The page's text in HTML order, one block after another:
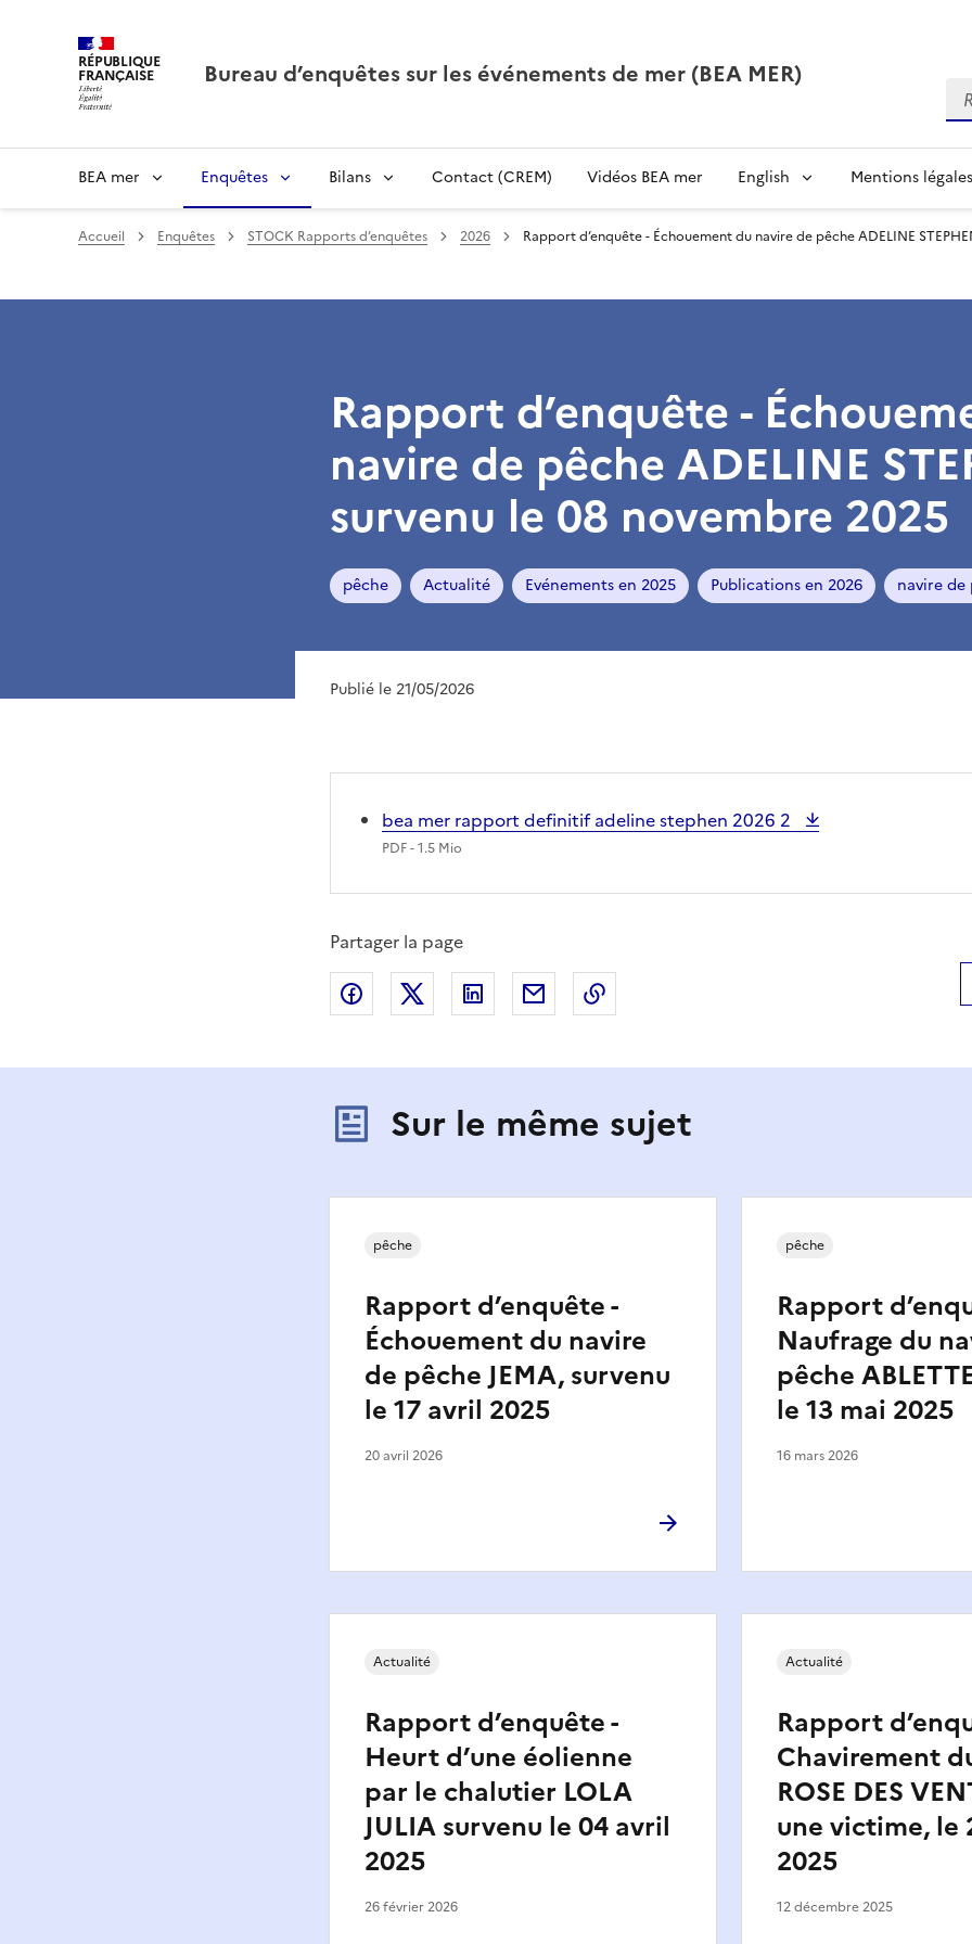
RÉPUBLIQUE
FRANÇAISE Bureau d’enquêtes sur les événements de mer (BEA MER)
BEA mer Enquêtes Bilans Contact (CREM) Vidéos BEA mer English Mentions légales
Accueil Enquêtes STOCK Rapports d’enquêtes 2026 Rapport d’enquête - Échouement du navire de pêche ADELINE
Rapport d’enquête -
navire de pêche ADELINE
survenu le 08 novembre 2025
pêche Actualité Evénements en 2025 Publications en 2026 navire de
Publié le 21/05/2026
bea mer rapport definitif adeline stephen 2026 2
PDF- 1.5 Mio
Partager la page
Partager sur Facebook
Partager sur XPartager sur LinkedIn
Partager par emailCopier le lien de la page dans le presse-
Sur le même sujet
Rapport d’enquête -
Échouement du navire
de pêche JEMA, survenu
le 17 avril 2025
pêche
20 avril 2026
Rapport
Naufrage du
pêche
le 13 mai 2025
pêche
16 mars 2026
Rapport d’enquête -
Heurt d’une éolienne
par le chalutier LOLA
JULIA survenu le 04 avril
2025
Actualité
26 février 2026
Rapport
Chavirement
ROSE DES
une victime, le
2025
Actualité
12 décembre 2025